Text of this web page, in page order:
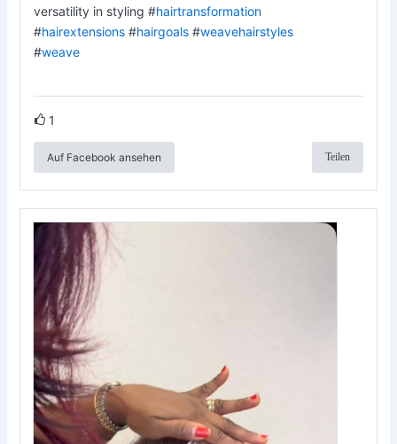
versatility in styling #hairtransformation
#hairextensions #hairgoals #weavehairstyles
#weave
1
Auf Facebook ansehen Teilen